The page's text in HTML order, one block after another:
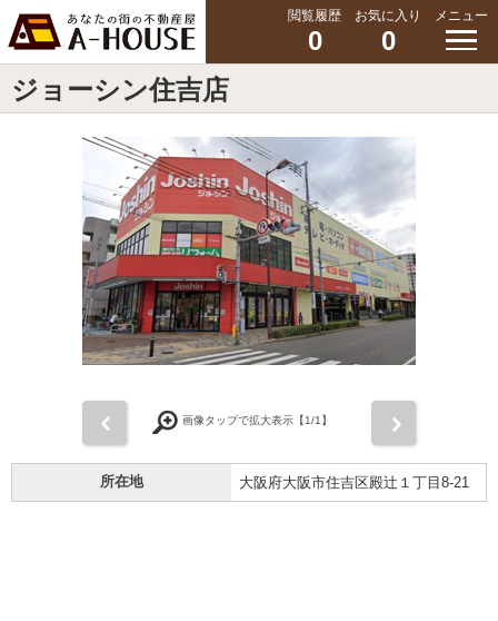
閲覧履歴
0
お気に入り
0
メニュー
ジョーシン住吉店
画像タップで拡大表示【1/1】
所在地 大阪府大阪市住吉区殿辻１丁目8-21